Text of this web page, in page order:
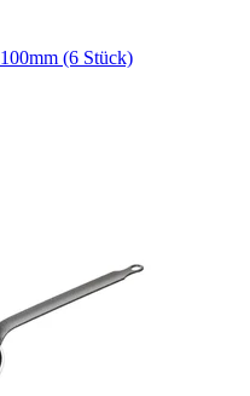
(6 Stück)